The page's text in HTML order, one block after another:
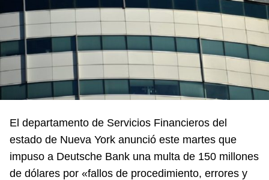
El departamento de Servicios Financieros del
estado de Nueva York anunció este martes que
impuso a Deutsche Bank una multa de 150 millones
de dólares por «fallos de procedimiento, errores y